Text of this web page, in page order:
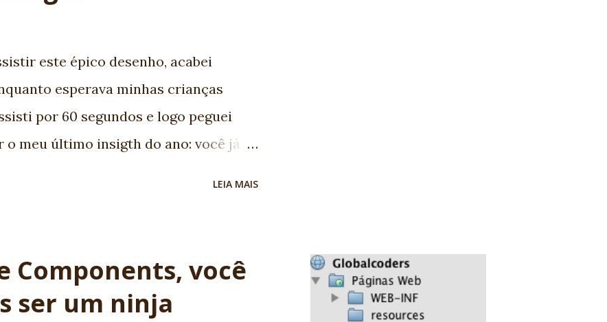
is specialist in JSF. She's my F1 for
este épico desenho, acabei
esperava minhas crianças
por 60 segundos e logo peguei
o meu último insigth do ano: você já
mágico que pode dar longos pulos.
ágeis e Sprint. - Erick: o
LEIA MAIS
Components, você
ser um ninja